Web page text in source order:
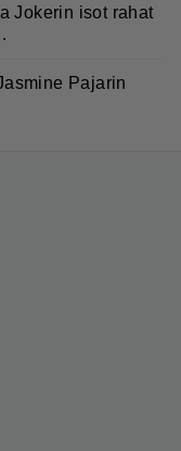
Jokerin isot rahat
Pajarin